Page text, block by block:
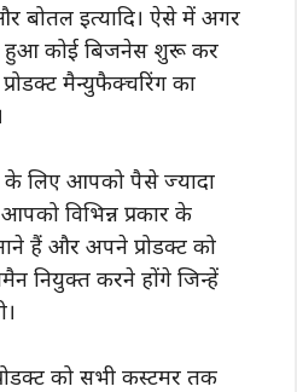
बोतल इत्यादि। ऐसे में अगर
हुआ कोई बिजनेस शुरू कर
मैन्युफैक्चरिंग का
लिए आपको पैसे ज्यादा
विभिन्न प्रकार के
हैं और अपने प्रोडक्ट को
नियुक्त करने होंगे जिन्हें
को सभी कस्टमर तक